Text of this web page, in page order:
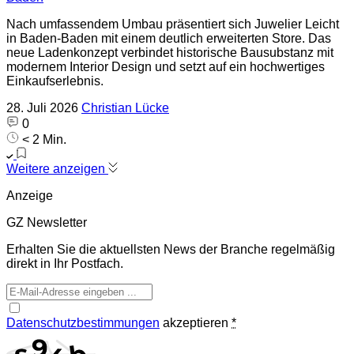
Nach umfassendem Umbau präsentiert sich Juwelier Leicht
in Baden-Baden mit einem deutlich erweiterten Store. Das
neue Ladenkonzept verbindet historische Bausubstanz mit
modernem Interior Design und setzt auf ein hochwertiges
Einkaufserlebnis.
28. Juli 2026 Christian Lücke
0
< 2 Min.
Weitere anzeigen
Anzeige
GZ Newsletter
Erhalten Sie die aktuellsten News der Branche regelmäßig
direkt in Ihr Postfach.
Datenschutzbestimmungen akzeptieren *